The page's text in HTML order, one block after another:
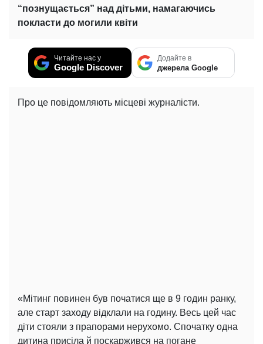
“познущається” над дітьми, намагаючись
покласти до могили квіти
Читайте нас у
Google Discover
Додайте в
джерела Google
Про це повідомляють місцеві журналісти.
«Мітинг повинен був початися ще в 9 годин ранку,
але старт заходу відклали на годину. Весь цей час
діти стояли з прапорами нерухомо. Спочатку одна
дитина присіла й поскаржився на погане